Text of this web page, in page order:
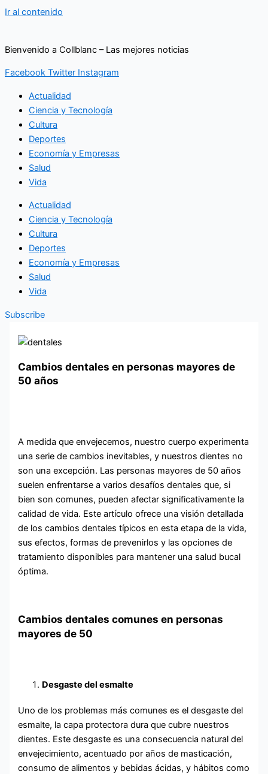
Ir al contenido
Bienvenido a Collblanc – Las mejores noticias
Facebook Twitter Instagram
Actualidad
Ciencia y Tecnología
Cultura
Deportes
Economía y Empresas
Salud
Vida
Actualidad
Ciencia y Tecnología
Cultura
Deportes
Economía y Empresas
Salud
Vida
Subscribe
Cambios dentales en personas mayores de
50 años
A medida que envejecemos, nuestro cuerpo experimenta
una serie de cambios inevitables, y nuestros dientes no
son una excepción. Las personas mayores de 50 años
suelen enfrentarse a varios desafíos dentales que, si
bien son comunes, pueden afectar significativamente la
calidad de vida. Este artículo ofrece una visión detallada
de los cambios dentales típicos en esta etapa de la vida,
sus efectos, formas de prevenirlos y las opciones de
tratamiento disponibles para mantener una salud bucal
óptima.
Cambios dentales comunes en personas
mayores de 50
Desgaste del esmalte
Uno de los problemas más comunes es el desgaste del
esmalte, la capa protectora dura que cubre nuestros
dientes. Este desgaste es una consecuencia natural del
envejecimiento, acentuado por años de masticación,
consumo de alimentos y bebidas ácidas, y hábitos como